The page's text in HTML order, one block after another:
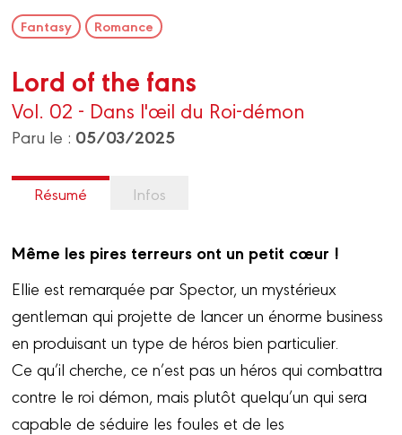
Fantasy Romance
Lord of the fans
Vol. 02 - Dans l'œil du Roi-démon
Paru le : 05/03/2025
Résumé Infos
Même les pires terreurs ont un petit cœur !
Ellie est remarquée par Spector, un mystérieux
gentleman qui projette de lancer un énorme business
en produisant un type de héros bien particulier.
Ce qu’il cherche, ce n’est pas un héros qui combattra
contre le roi démon, mais plutôt quelqu’un qui sera
capable de séduire les foules et de les